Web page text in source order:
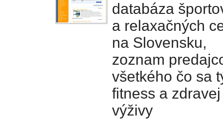
databáza
a relaxačných
na Slovensku,
zoznam
všetkého čo sa
fitness a zdravej
výživy